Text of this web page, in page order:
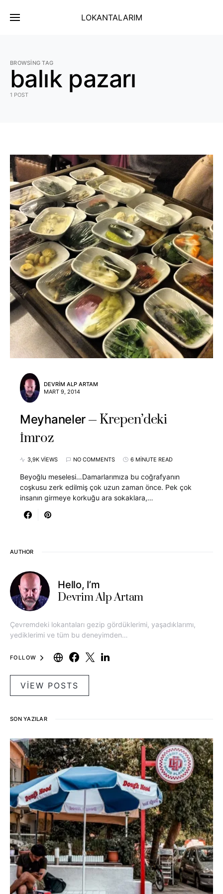
LOKANTALARIM
BROWSING TAG
balık pazarı
1 POST
DEVRIM ALP ARTAM
MART 9, 2014
Meyhaneler
Krepen’deki
İmroz
3,9K VIEWS NO COMMENTS 6 MINUTE READ
Beyoğlu meselesi…Damarlarımıza bu coğrafyanın
coşkusu zerk edilmiş çok uzun zaman önce. Pek çok
insanın girmeye korkuğu ara sokaklara,…
AUTHOR
Hello, I’m
Devrim Alp Artam
Çevremdeki lokantaları gezip gördüklerimi, yaşadıklarımı,
yediklerimi ve tüm bu deneyimden…
FOLLOW
VIEW POSTS
SON YAZILAR